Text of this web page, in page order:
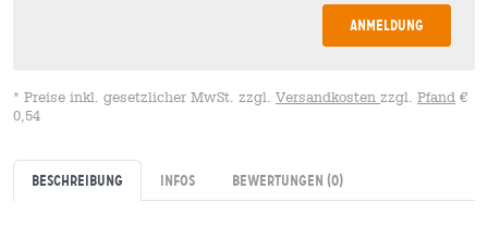
Anmeldung
* Preise inkl. gesetzlicher MwSt. zzgl. Versandkosten zzgl. Pfand €
0,54
Beschreibung Infos Bewertungen (0)